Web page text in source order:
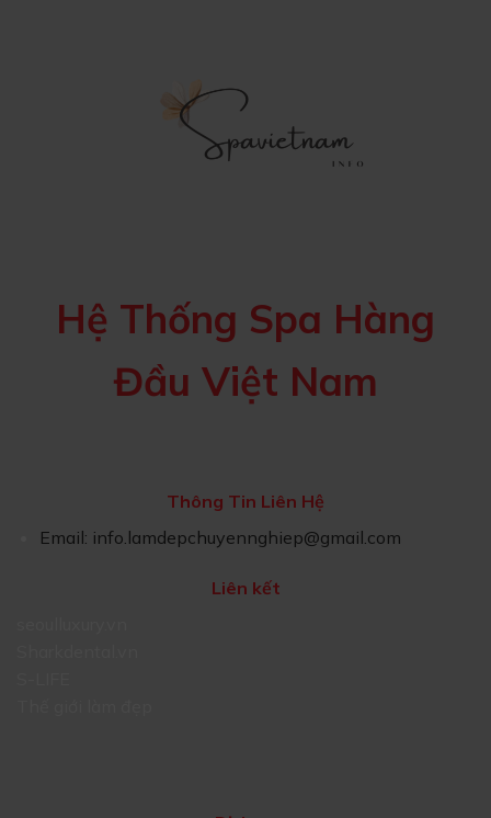
Hệ Thống Spa Hàng
Đầu Việt Nam
Thông Tin Liên Hệ
Email: info.lamdepchuyennghiep@gmail.com
Liên kết